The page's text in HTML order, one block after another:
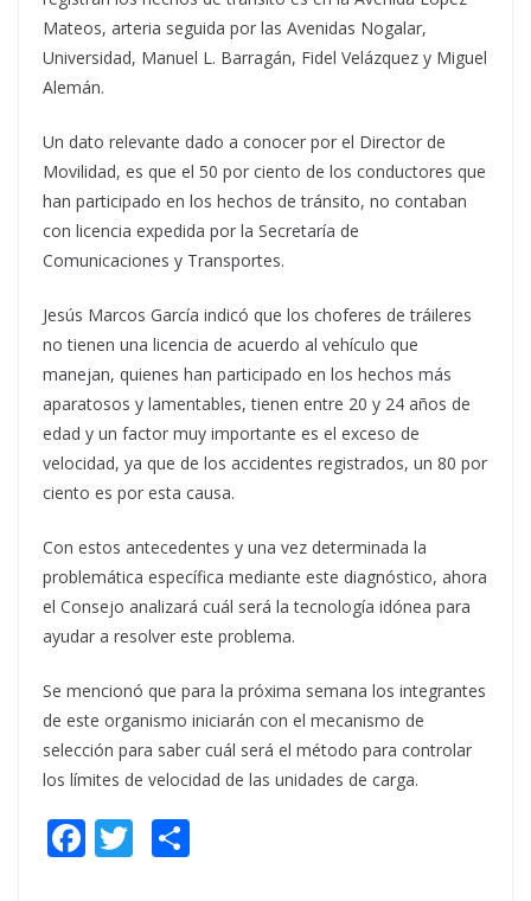
Mateos, arteria seguida por las Avenidas Nogalar,
Universidad, Manuel L. Barragán, Fidel Velázquez y Miguel
Alemán.
Un dato relevante dado a conocer por el Director de
Movilidad, es que el 50 por ciento de los conductores que
han participado en los hechos de tránsito, no contaban
con licencia expedida por la Secretaría de
Comunicaciones y Transportes.
Jesús Marcos García indicó que los choferes de tráileres
no tienen una licencia de acuerdo al vehículo que
manejan, quienes han participado en los hechos más
aparatosos y lamentables, tienen entre 20 y 24 años de
edad y un factor muy importante es el exceso de
velocidad, ya que de los accidentes registrados, un 80 por
ciento es por esta causa.
Con estos antecedentes y una vez determinada la
problemática específica mediante este diagnóstico, ahora
el Consejo analizará cuál será la tecnología idónea para
ayudar a resolver este problema.
Se mencionó que para la próxima semana los integrantes
de este organismo iniciarán con el mecanismo de
selección para saber cuál será el método para controlar
los límites de velocidad de las unidades de carga.
F T